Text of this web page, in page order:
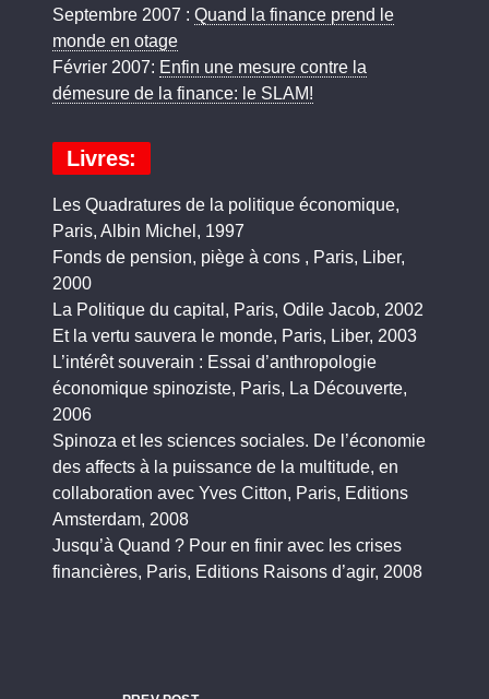
Septembre 2007 : Quand la finance prend le
monde en otage
Février 2007: Enfin une mesure contre la
démesure de la finance: le SLAM!
Livres:
Les Quadratures de la politique économique,
Paris, Albin Michel, 1997
Fonds de pension, piège à cons , Paris, Liber,
2000
La Politique du capital, Paris, Odile Jacob, 2002
Et la vertu sauvera le monde, Paris, Liber, 2003
L’intérêt souverain : Essai d’anthropologie
économique spinoziste, Paris, La Découverte,
2006
Spinoza et les sciences sociales. De l’économie
des affects à la puissance de la multitude, en
collaboration avec Yves Citton, Paris, Editions
Amsterdam, 2008
Jusqu’à Quand ? Pour en finir avec les crises
financières, Paris, Editions Raisons d’agir, 2008